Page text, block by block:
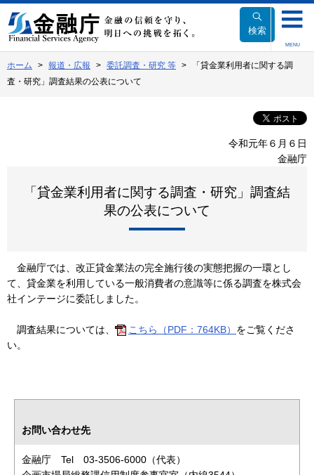
文
へ
動
検索
MENU
ホーム 報道・広報 委託調査・研究 等
「貸金業利用者に関する調
査・研究」調査結果の公表について
令和元年６月６日
金融庁
「貸金業利用者に関する調査・研究」調査結
果の公表について
金融庁では、改正貸金業法の完全施行後の実態把握の一環とし
て、貸金業を利用している一般消費者の意識等に係る調査を株式会
社インテージに委託しました。
調査結果については、 こちら（PDF：764KB） をご覧くださ
い。
お問い合わせ先
金融庁 Tel 03-3506-6000（代表）